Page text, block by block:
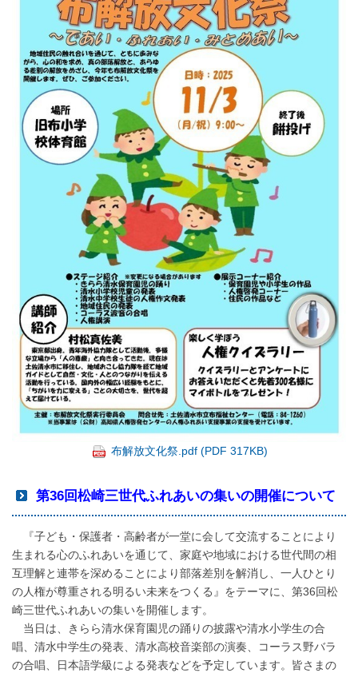
布解放文化祭.pdf (PDF 317KB)
第36回松崎三世代ふれあいの集いの開催について
『子ども・保護者・高齢者が一堂に会して交流することにより
生まれる心のふれあいを通じて、家庭や地域における世代間の相
互理解と連帯を深めることにより部落差別を解消し、一人ひとり
の人権が尊重される明るい未来をつくる』をテーマに、第36回松
崎三世代ふれあいの集いを開催します。
当日は、きらら清水保育園児の踊りの披露や清水小学生の合
唱、清水中学生の発表、清水高校音楽部の演奏、コーラス野バラ
の合唱、日本語学級による発表などを予定しています。皆さまの